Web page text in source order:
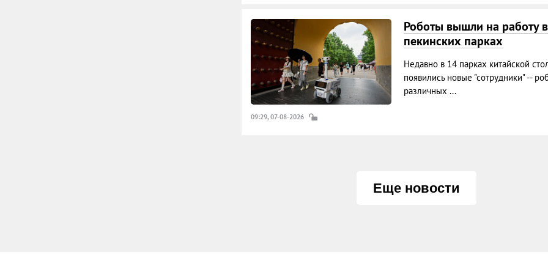
09:29, 07-08-2026
Роботы вышли на работу в
пекинских парках
Недавно в 14 парках китайской
появились новые "сотрудники" --
различных ...
Еще новости